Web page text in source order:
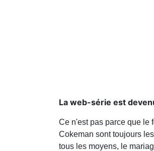
La web-série est
Ce n'est pas parce que le
Cokeman sont toujours
tous les moyens, le